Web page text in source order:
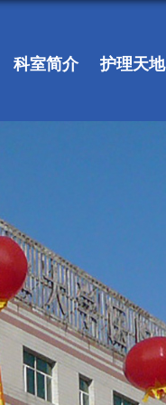
科室简介 护理天地